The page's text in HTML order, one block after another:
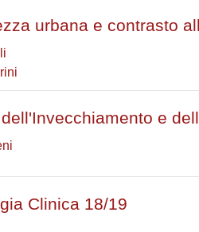
urbana e contrasto
e
Clinica 18/19